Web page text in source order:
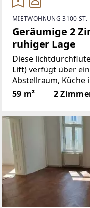
MIETWOHNUNG 3100 ST.
Geräumige 2
ruhiger Lage
Diese
Lift) verfügt über
Abstellraum, Küche
Einbaugeräten
Zimmer. Die
eine angenehme
59 m² 2